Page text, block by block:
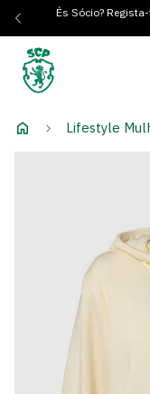
És Sócio?
Lifestyle